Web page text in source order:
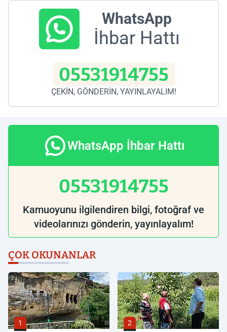
WhatsApp
İhbar Hattı
05531914755
ÇEKİN, GÖNDERİN, YAYINLAYALIM!
WhatsApp İhbar Hattı
05531914755
Kamuoyunu ilgilendiren bilgi, fotoğraf ve
videolarınızı gönderin, yayınlayalım!
ÇOK OKUNANLAR
1 2